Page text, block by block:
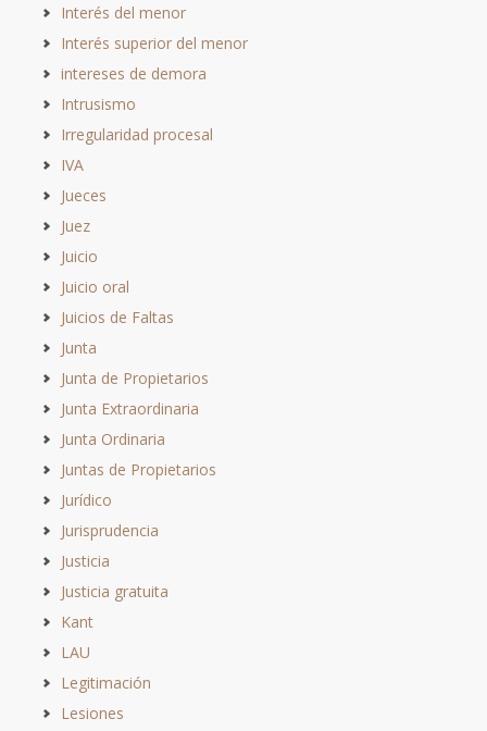
Interés del menor
Interés superior del menor
intereses de demora
Intrusismo
Irregularidad procesal
IVA
Jueces
Juez
Juicio
Juicio oral
Juicios de Faltas
Junta
Junta de Propietarios
Junta Extraordinaria
Junta Ordinaria
Juntas de Propietarios
Jurídico
Jurisprudencia
Justicia
Justicia gratuita
Kant
LAU
Legitimación
Lesiones